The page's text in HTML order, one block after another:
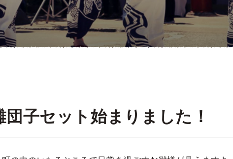
子セット始まりました！